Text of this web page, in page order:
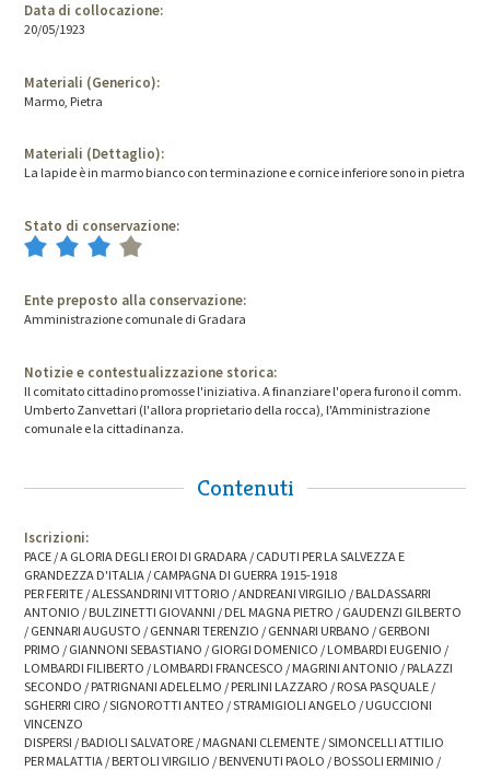
Data di collocazione:
20/05/1923
Materiali (Generico):
Marmo, Pietra
Materiali (Dettaglio):
La lapide è in marmo bianco con terminazione e cornice inferiore sono in pietra
Stato di conservazione:
Ente preposto alla conservazione:
Amministrazione comunale di Gradara
Notizie e contestualizzazione storica:
Il comitato cittadino promosse l'iniziativa. A finanziare l'opera furono il comm.
Umberto Zanvettari (l'allora proprietario della rocca), l'Amministrazione
comunale e la cittadinanza.
Contenuti
Iscrizioni:
PACE / A GLORIA DEGLI EROI DI GRADARA / CADUTI PER LA SALVEZZA E
GRANDEZZA D'ITALIA / CAMPAGNA DI GUERRA 1915-1918
PER FERITE / ALESSANDRINI VITTORIO / ANDREANI VIRGILIO / BALDASSARRI
ANTONIO / BULZINETTI GIOVANNI / DEL MAGNA PIETRO / GAUDENZI GILBERTO
/ GENNARI AUGUSTO / GENNARI TERENZIO / GENNARI URBANO / GERBONI
PRIMO / GIANNONI SEBASTIANO / GIORGI DOMENICO / LOMBARDI EUGENIO /
LOMBARDI FILIBERTO / LOMBARDI FRANCESCO / MAGRINI ANTONIO / PALAZZI
SECONDO / PATRIGNANI ADELELMO / PERLINI LAZZARO / ROSA PASQUALE /
SGHERRI CIRO / SIGNOROTTI ANTEO / STRAMIGIOLI ANGELO / UGUCCIONI
VINCENZO
DISPERSI / BADIOLI SALVATORE / MAGNANI CLEMENTE / SIMONCELLI ATTILIO
PER MALATTIA / BERTOLI VIRGILIO / BENVENUTI PAOLO / BOSSOLI ERMINIO /